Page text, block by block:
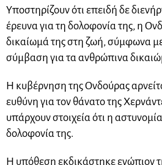
Υποστηρίζουν ότι επειδή δε
έρευνα για τη δολοφονία της, η
δικαίωμά της στη ζωή, σύμφωνα
σύμβαση για τα ανθρώπινα
Η κυβέρνηση της Ονδούρας
ευθύνη για τον θάνατο της
υπάρχουν στοιχεία ότι η
δολοφονία της.
Η υπόθεση εκδικάστηκε ενώπιον